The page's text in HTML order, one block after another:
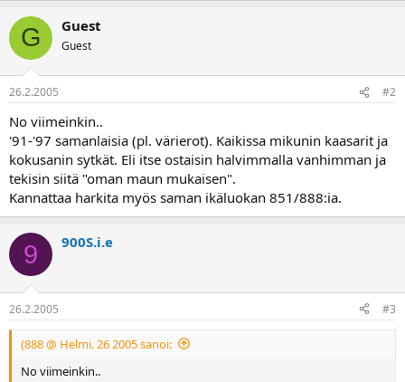
aG Guest
Guest
26.2.2005 #2
No viimeinkin..
'91-'97 samanlaisia (pl. värierot). Kaikissa mikunin kaasarit ja
kokusanin sytkät. Eli itse ostaisin halvimmalla vanhimman ja
tekisin siitä "oman maun mukaisen".
Kannattaa harkita myös saman ikäluokan 851/888:ia.
9 900S.i.e
26.2.2005 #3
(888 @ Helmi. 26 2005 sanoi:
No viimeinkin..